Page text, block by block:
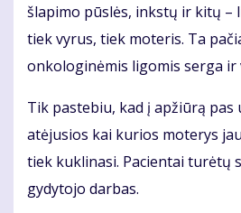
šlapimo pūslės, inkstų ir kitų –
tiek vyrus, tiek moteris. Ta
onkologinėmis ligomis serga ir
Tik pastebiu, kad į apžiūrą pas
atėjusios kai kurios moterys
tiek kuklinasi. Pacientai turėtų
gydytojo darbas.